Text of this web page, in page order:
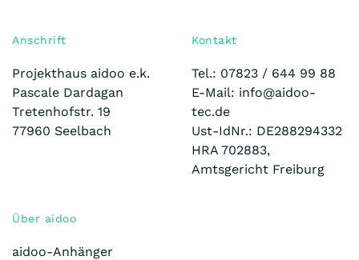
Anschrift
Projekthaus aidoo e.k.
Pascale Dardagan
Tretenhofstr. 19
77960 Seelbach
Kontakt
Tel.: 07823 / 644 99 88
E-Mail: info@aidoo-
tec.de
Ust-IdNr.: DE288294332
HRA 702883,
Amtsgericht Freiburg
Über aidoo
aidoo-Anhänger